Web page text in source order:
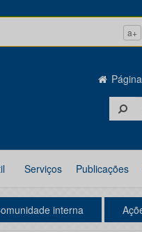
a+
Serviços Publicações
interna